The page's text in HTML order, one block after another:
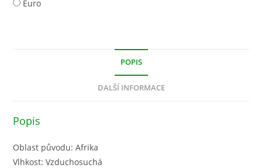
Euro
POPIS
DALŠÍ INFORMACE
Popis
Oblast původu: Afrika
Vlhkost: Vzduchosuchá